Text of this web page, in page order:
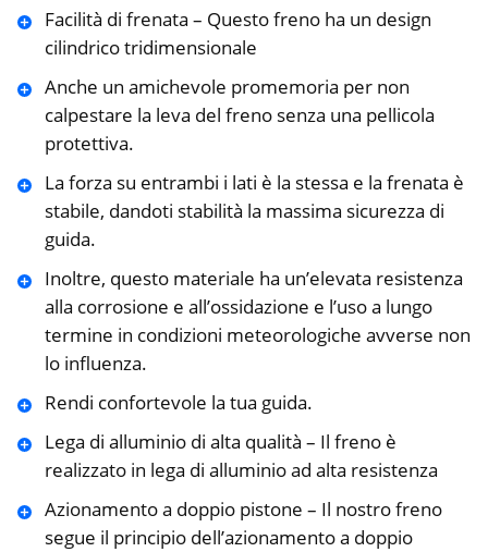
Facilità di frenata – Questo freno ha un design
cilindrico tridimensionale
Anche un amichevole promemoria per non
calpestare la leva del freno senza una pellicola
protettiva.
La forza su entrambi i lati è la stessa e la frenata è
stabile, dandoti stabilità la massima sicurezza di
guida.
Inoltre, questo materiale ha un’elevata resistenza
alla corrosione e all’ossidazione e l’uso a lungo
termine in condizioni meteorologiche avverse non
lo influenza.
Rendi confortevole la tua guida.
Lega di alluminio di alta qualità – Il freno è
realizzato in lega di alluminio ad alta resistenza
Azionamento a doppio pistone – Il nostro freno
segue il principio dell’azionamento a doppio